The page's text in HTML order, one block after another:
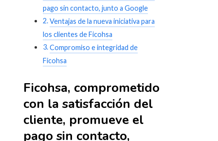
pago sin contacto, junto a Google
Ventajas de la nueva iniciativa para
los clientes de Ficohsa
Compromiso e integridad de
Ficohsa
Ficohsa, comprometido
con la satisfacción del
cliente, promueve el
pago sin contacto,